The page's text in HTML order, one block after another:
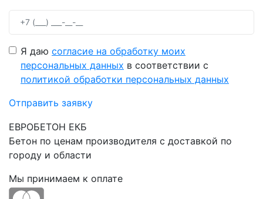
Я даю согласие на обработку моих
персональных данных в соответствии с
политикой обработки персональных данных
Отправить заявку
ЕВРОБЕТОН ЕКБ
Бетон по ценам производителя с доставкой по
городу и области
Мы принимаем к оплате